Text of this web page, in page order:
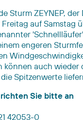
Sturm ZEYNEP,
auf Samstag
engeren
können auch wieder
Spitzenwerte
Sie bitte an
42053-0